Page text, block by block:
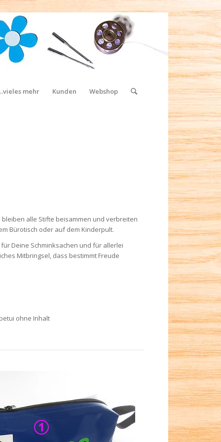
mehr Kunden Webshop
alle Stifte beisammen und verbreiten
Bürotisch oder auf dem Kinderpult.
Deine Schminksachen und für allerlei
Mitbringsel, dass bestimmt Freude
ohne Inhalt